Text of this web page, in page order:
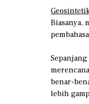
Biasanya,
benar-
lebih